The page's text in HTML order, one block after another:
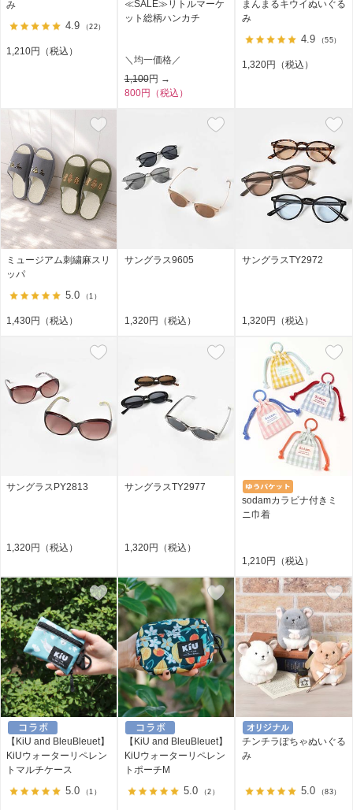
み
4.9 （22）
1,210円（税込）
≪SALE≫リトルマーケ
ット総柄ハンカチ
＼均一価格／
1,100円 →
800円（税込）
まんまるキウイぬいぐる
み
4.9 （55）
1,320円（税込）
ミュージアム刺繍麻スリ
ッパ
5.0 （1）
1,430円（税込）
サングラス9605
1,320円（税込）
サングラスTY2972
1,320円（税込）
サングラスPY2813
1,320円（税込）
サングラスTY2977
1,320円（税込）
sodamカラビナ付きミ
ニ巾着
1,210円（税込）
【KiU and BleuBleuet】
KiUウォーターリペレン
トマルチケース
5.0 （1）
【KiU and BleuBleuet】
KiUウォーターリペレン
トポーチM
5.0 （2）
チンチラぽちゃぬいぐる
み
5.0 （83）